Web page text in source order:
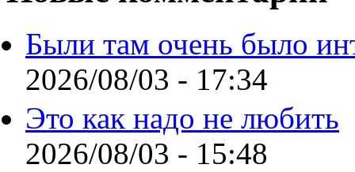
Были там очень было
2026/08/03 - 17:34
Это как надо не любить
2026/08/03 - 15:48